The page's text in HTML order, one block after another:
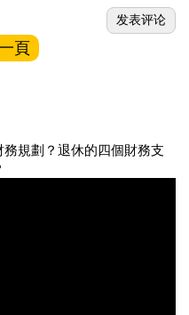
頁
務規劃？退休的四個財務支